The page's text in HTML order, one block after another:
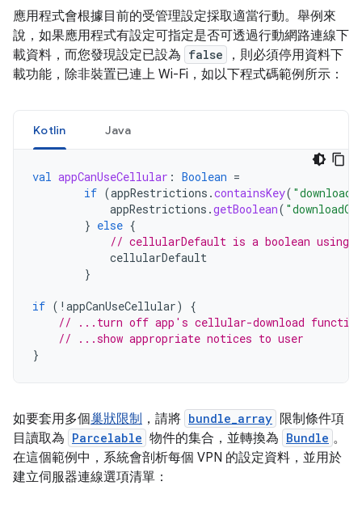
應用程式會根據目前的受管理設定採取適當行動。舉例來
說，如果應用程式有設定可指定是否可透過行動網路連線下
載資料，而您發現設定已設為 false
，則必須停用資料下
載功能，除非裝置已連上 Wi-Fi，如以下程式碼範例所示：
Kotlin Java
val appCanUseCellular : Boolean =
if (appRestrictions .containsKey(
appRestrictions .getBoolean(
} else {
// cellularDefault is a boolean using
cellularDefault
}
if ( ! appCanUseCellular)
{
// ...turn off app's cellular-download
// ...show appropriate notices to user
}
如要套用多個巢狀限制 ，請將 bundle_array 限制條件項
目讀取為 Parcelable 物件的集合，並轉換為 Bundle 。
在這個範例中，系統會剖析每個 VPN 的設定資料，並用於
建立伺服器連線選項清單：